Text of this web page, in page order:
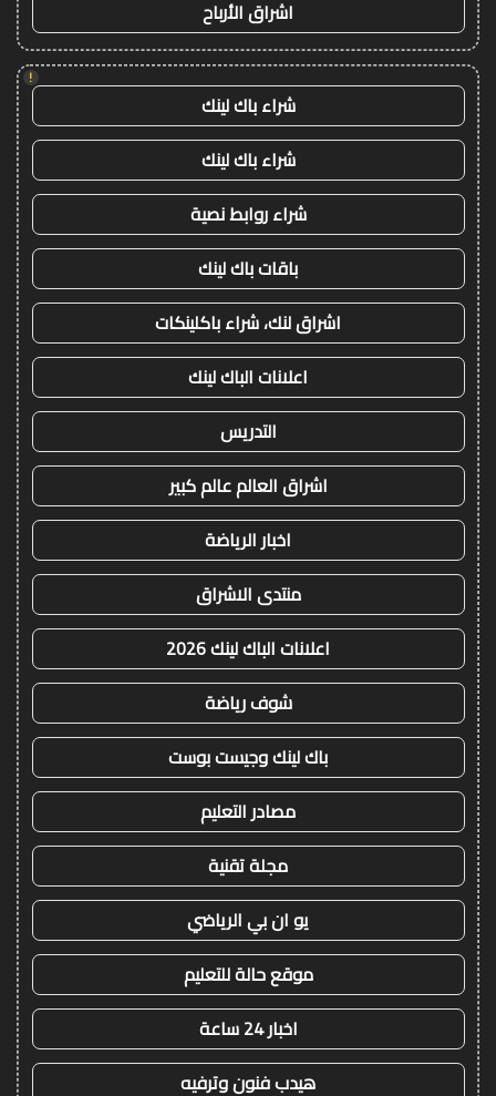
اشراق الأرباح
!
شراء باك لينك
شراء باك لينك
شراء روابط نصية
باقات باك لينك
اشراق لنك، شراء باكلينكات
اعلانات الباك لينك
التدريس
اشراق العالم عالم كبير
اخبار الرياضة
منتدى الاشراق
اعلانات الباك لينك 2026
شوف رياضة
باك لينك وجيست بوست
مصادر التعليم
مجلة تقنية
يو ان بي الرياضي
موقع حالة للتعليم
اخبار 24 ساعة
هيدب فنون وترفيه